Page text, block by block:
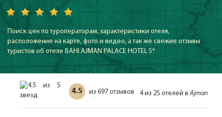
Поиск цен по туроператорам, характеристики отеля,
расположение на карте, фото и видео, а так же свежие отзывы
туристов об отеле BAHI AJMAN PALACE HOTEL 5*
4.5 из 697 отзывов 4 из 25 отелей вAjman